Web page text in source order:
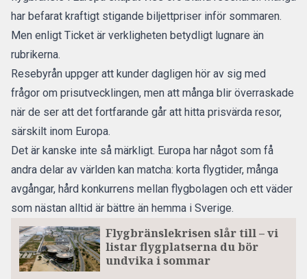
har befarat kraftigt stigande biljettpriser inför sommaren.
Men enligt Ticket är verkligheten betydligt lugnare än
rubrikerna.
Resebyrån uppger att kunder dagligen hör av sig med
frågor om prisutvecklingen, men att många blir överraskade
när de ser att det fortfarande går att hitta prisvärda resor,
särskilt inom Europa.
Det är kanske inte så märkligt. Europa har något som få
andra delar av världen kan matcha: korta flygtider, många
avgångar, hård konkurrens mellan flygbolagen och ett väder
som nästan alltid är bättre än hemma i Sverige.
Flygbränslekrisen slår till – vi
listar flygplatserna du bör
undvika i sommar